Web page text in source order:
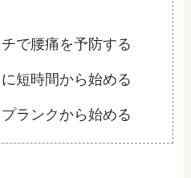
で腰痛を予防する
短時間から始める
ランクから始める